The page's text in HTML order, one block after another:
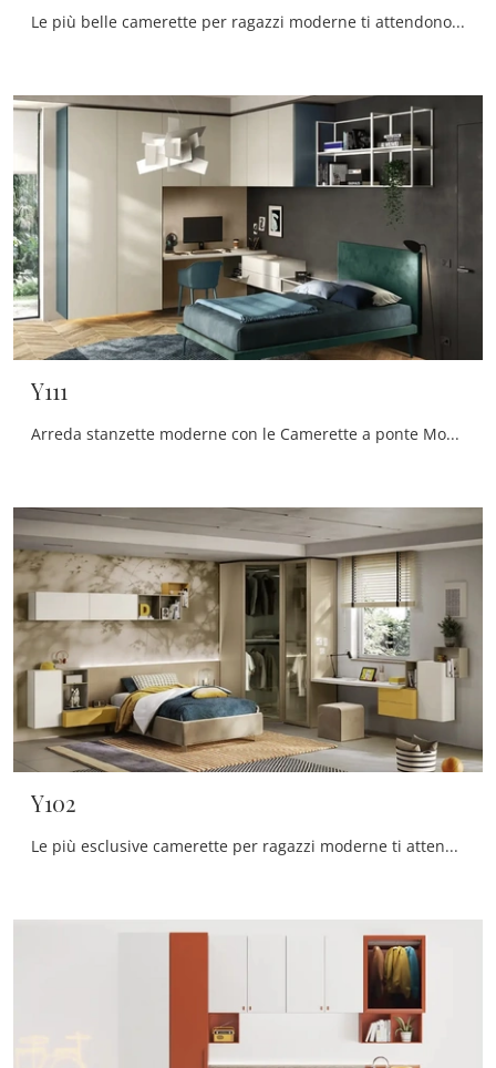
Le più belle camerette per ragazzi moderne ti attendono! Scopri il modello Y112 di Moretti Compact Camerette.
Y111
Arreda stanzette moderne con le Camerette a ponte Moretti Compact Camerette! Il modello Y111 in melaminico è per ragazzi.
Y102
Le più esclusive camerette per ragazzi moderne ti attendono! Scopri il modello Y102 di Moretti Compact Camerette.